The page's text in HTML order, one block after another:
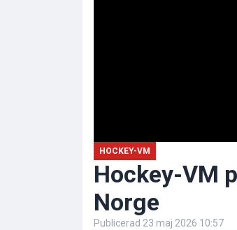
HOCKEY-VM
Hockey-VM
Norge
Publicerad 23 maj 2026 10:57